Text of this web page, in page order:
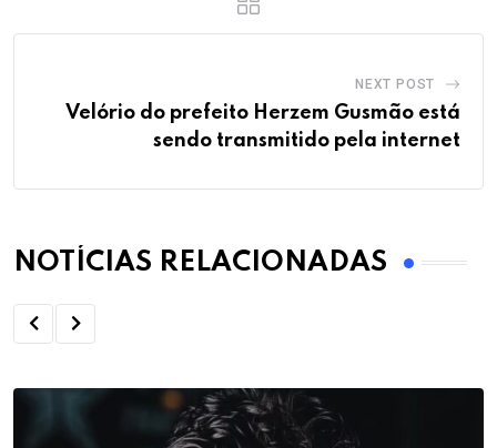
NEXT POST
Velório do prefeito Herzem Gusmão está
sendo transmitido pela internet
NOTÍCIAS RELACIONADAS